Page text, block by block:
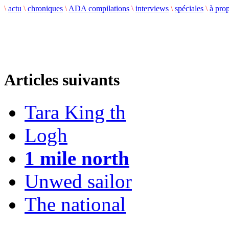
\ actu \ chroniques \ ADA compilations \ interviews \ spéciales \ à
Articles suivants
Tara King th
Logh
1 mile north
Unwed sailor
The national